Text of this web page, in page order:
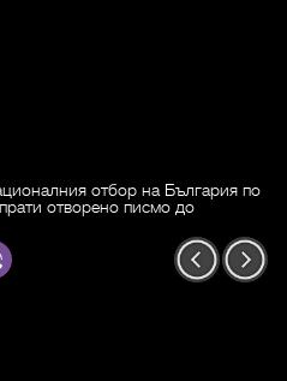
отбор на България по
отворено писмо до